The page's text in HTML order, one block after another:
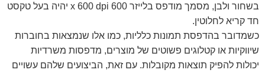
בשחור ולבן, מסמך מודפס בלייזר 600 x 600 dpi יהיה בעל טקסט
חד קריא לחלוטין.
כשמדובר בהדפסת תמונות כלליות, כמו אלו שנמצאות בחוברות
שיווקיות או קטלוגים פשוטים של מוצרים, מדפסות משרדיות
יכולות להפיק תוצאות מקובלות. עם זאת, הביצועים שלהם עשויים